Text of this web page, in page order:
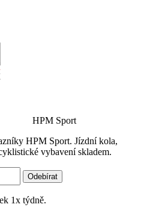
HPM Sport
HPM Sport. Jízdní kola,
vybavení skladem.
Odebírat
1x týdně.